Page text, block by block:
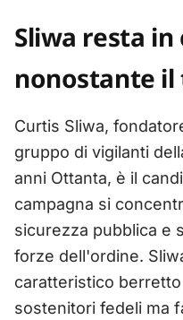
Sliwa resta in
nonostante
Curtis Sliwa,
gruppo di vigilanti
anni Ottanta, è il
campagna si
sicurezza pubblica e
forze dell'ordine.
caratteristico
sostenitori fedeli ma